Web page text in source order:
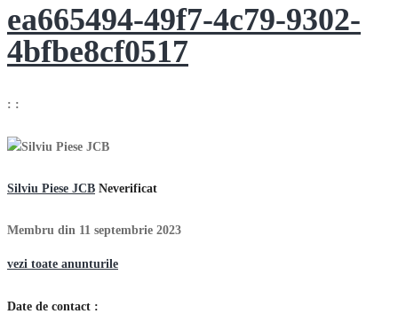
ea665494-49f7-4c79-9302-
4bfbe8cf0517
: :
Silviu Piese JCB Neverificat
Membru din 11 septembrie 2023
vezi toate anunturile
Date de contact :